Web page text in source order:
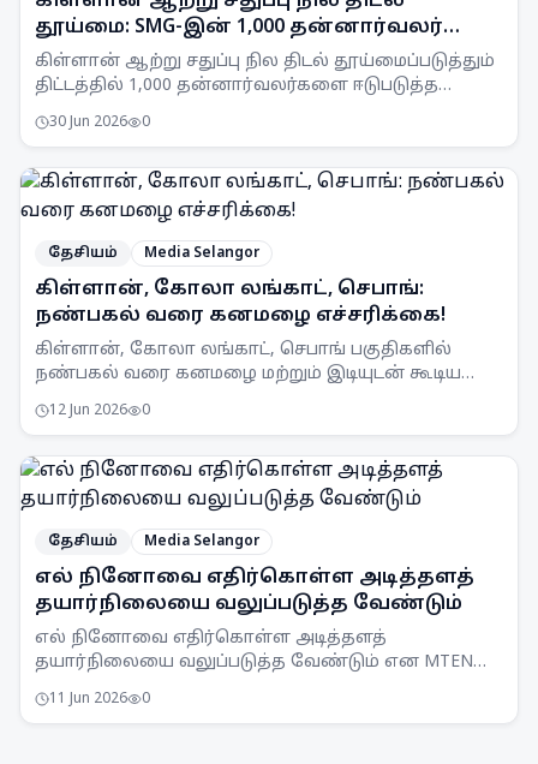
தூய்மை: SMG-இன் 1,000 தன்னார்வலர்
இலக்கு
கிள்ளான் ஆற்று சதுப்பு நில திடல் தூய்மைப்படுத்தும்
திட்டத்தில் 1,000 தன்னார்வலர்களை ஈடுபடுத்த
வைத்துள்ளது.
30 Jun 2026 0
தேசியம் Media Selangor
கிள்ளான், கோலா லங்காட், செபாங்:
நண்பகல் வரை கனமழை எச்சரிக்கை!
கிள்ளான், கோலா லங்காட், செபாங் பகுதிகளில்
நண்பகல் வரை கனமழை மற்றும் இடியுடன் கூடிய
எச்சரிக்கை விடுத்துள்ளது.
12 Jun 2026 0
தேசியம் Media Selangor
எல் நினோவை எதிர்கொள்ள அடித்தளத்
தயார்நிலையை வலுப்படுத்த வேண்டும்
எல் நினோவை எதிர்கொள்ள அடித்தளத்
தயார்நிலையை வலுப்படுத்த வேண்டும் என MTEN
விழிப்புணர்வு அதிகரிக்கப்படும்.
11 Jun 2026 0